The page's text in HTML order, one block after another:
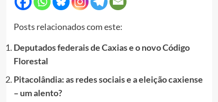
Posts relacionados com este:
Deputados federais de Caxias e o novo Código
Florestal
Pitacolândia: as redes sociais e a eleição caxiense
– um alento?